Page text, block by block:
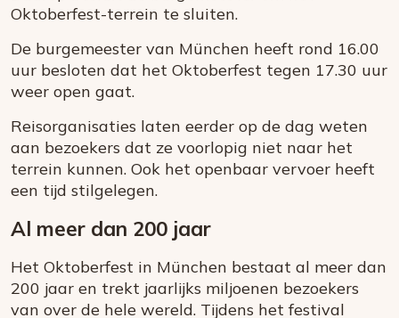
Oktoberfest-terrein te sluiten.
De burgemeester van München heeft rond 16.00
uur besloten dat het Oktoberfest tegen 17.30 uur
weer open gaat.
Reisorganisaties laten eerder op de dag weten
aan bezoekers dat ze voorlopig niet naar het
terrein kunnen. Ook het openbaar vervoer heeft
een tijd stilgelegen.
Al meer dan 200 jaar
Het Oktoberfest in München bestaat al meer dan
200 jaar en trekt jaarlijks miljoenen bezoekers
van over de hele wereld. Tijdens het festival